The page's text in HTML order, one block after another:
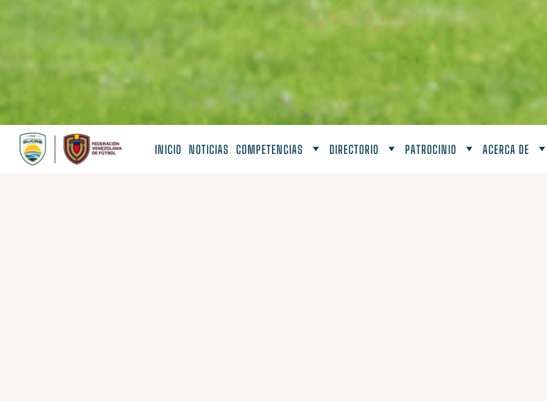
INICIO NOTICIAS COMPETENCIAS DIRECTORIO PATROCINIO ACERCA DE